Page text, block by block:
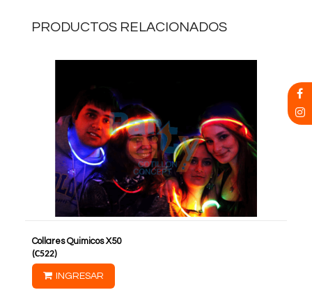
PRODUCTOS RELACIONADOS
Collares Quimicos X50
(C522)
INGRESAR